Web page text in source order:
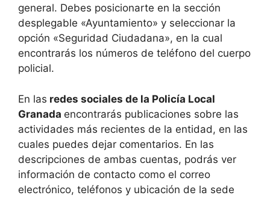
general. Debes posicionarte en la sección
desplegable «Ayuntamiento» y seleccionar la
opción «Seguridad Ciudadana», en la cual
encontrarás los números de teléfono del cuerpo
policial.
En las redes sociales de la Policía Local
Granada encontrarás publicaciones sobre las
actividades más recientes de la entidad, en las
cuales puedes dejar comentarios. En las
descripciones de ambas cuentas, podrás ver
información de contacto como el correo
electrónico, teléfonos y ubicación de la sede